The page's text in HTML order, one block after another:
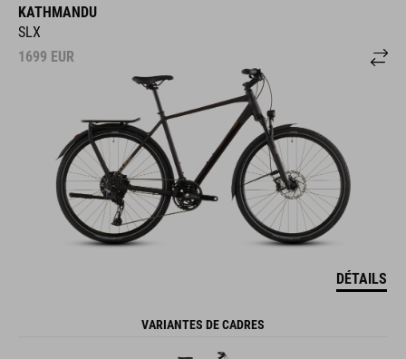
KATHMANDU
SLX
1699 EUR
DÉTAILS
VARIANTES DE CADRES